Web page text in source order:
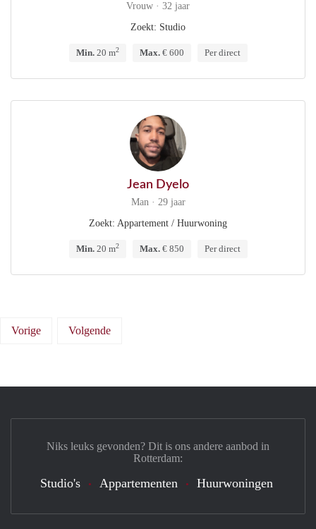
Vrouw · 32 jaar
Zoekt: Studio
Min.20 m2 Max.€ 600 Per direct
Jean Dyelo
Man · 29 jaar
Zoekt: Appartement / Huurwoning
Min.20 m2 Max.€ 850 Per direct
Vorige Volgende
Niks leuks gevonden? Dit is ons andere aanbod in
Rotterdam:
Studio's Appartementen Huurwoningen